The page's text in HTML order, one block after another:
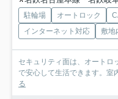
駐輪場 オートロック
インターネット対応
敷地
セキュリティ面は、オートロ
で安心して生活できます。室
る